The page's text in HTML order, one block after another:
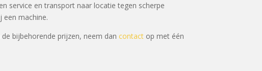
service en transport naar locatie tegen scherpe
een machine.
bijbehorende prijzen, neem dan contactop met één